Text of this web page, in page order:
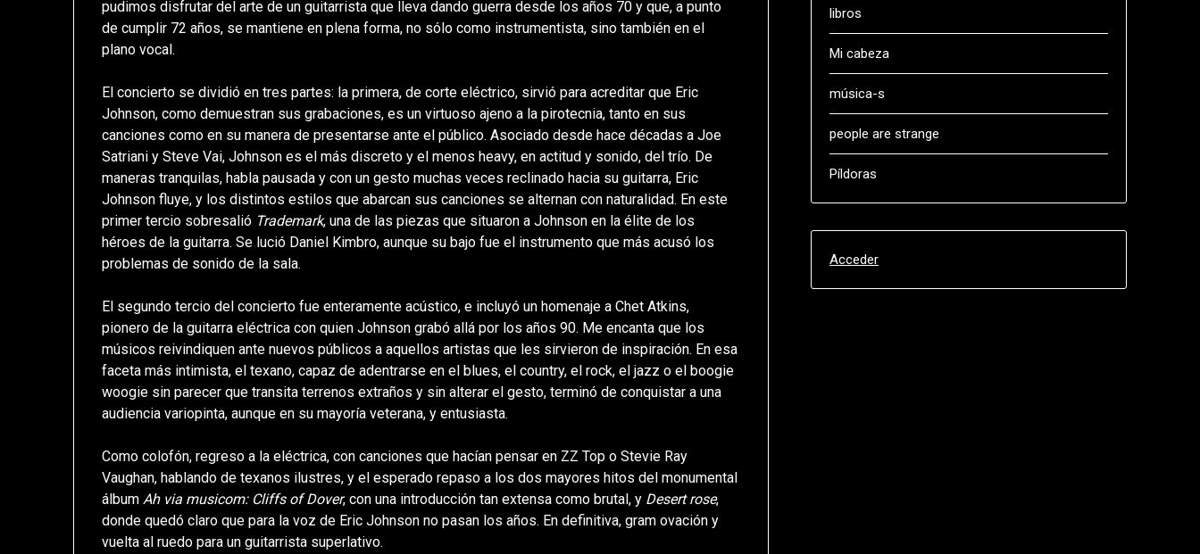
pudimos disfrutar del arte de un guitarrista que lleva dando guerra desde los años 70 y que, a punto
de cumplir 72 años, se mantiene en plena forma, no sólo como instrumentista, sino también en el
plano vocal.
El concierto se dividió en tres partes: la primera, de corte eléctrico, sirvió para acreditar que Eric
Johnson, como demuestran sus grabaciones, es un virtuoso ajeno a la pirotecnia, tanto en sus
canciones como en su manera de presentarse ante el público. Asociado desde hace décadas a Joe
Satriani y Steve Vai, Johnson es el más discreto y el menos heavy, en actitud y sonido, del trío. De
maneras tranquilas, habla pausada y con un gesto muchas veces reclinado hacia su guitarra, Eric
Johnson fluye, y los distintos estilos que abarcan sus canciones se alternan con naturalidad. En este
primer tercio sobresalió Trademark, una de las piezas que situaron a Johnson en la élite de los
héroes de la guitarra. Se lució Daniel Kimbro, aunque su bajo fue el instrumento que más acusó los
problemas de sonido de la sala.
El segundo tercio del concierto fue enteramente acústico, e incluyó un homenaje a Chet Atkins,
pionero de la guitarra eléctrica con quien Johnson grabó allá por los años 90. Me encanta que los
músicos reivindiquen ante nuevos públicos a aquellos artistas que les sirvieron de inspiración. En esa
faceta más intimista, el texano, capaz de adentrarse en el blues, el country, el rock, el jazz o el boogie
woogie sin parecer que transita terrenos extraños y sin alterar el gesto, terminó de conquistar a una
audiencia variopinta, aunque en su mayoría veterana, y entusiasta.
Como colofón, regreso a la eléctrica, con canciones que hacían pensar en ZZ Top o Stevie Ray
Vaughan, hablando de texanos ilustres, y el esperado repaso a los dos mayores hitos del monumental
álbumAh via musicom: Cliffs of Dover, con una introducción tan extensa como brutal, y Desert rose,
donde quedó claro que para la voz de Eric Johnson no pasan los años. En definitiva, gram ovación y
vuelta al ruedo para un guitarrista superlativo.
libros
Mi cabeza
música-s
people are strange
Píldoras
Acceder